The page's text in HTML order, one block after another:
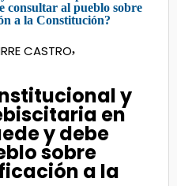
CASTRO,
y
en
y debe
sobre
a la